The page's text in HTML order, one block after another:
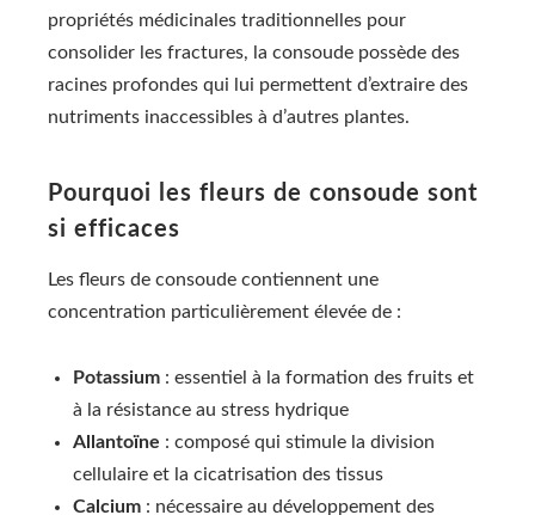
propriétés médicinales traditionnelles pour
consolider les fractures, la consoude possède des
racines profondes qui lui permettent d’extraire des
nutriments inaccessibles à d’autres plantes.
Pourquoi les fleurs de consoude sont
si efficaces
Les fleurs de consoude contiennent une
concentration particulièrement élevée de :
Potassium : essentiel à la formation des fruits et
à la résistance au stress hydrique
Allantoïne : composé qui stimule la division
cellulaire et la cicatrisation des tissus
Calcium : nécessaire au développement des